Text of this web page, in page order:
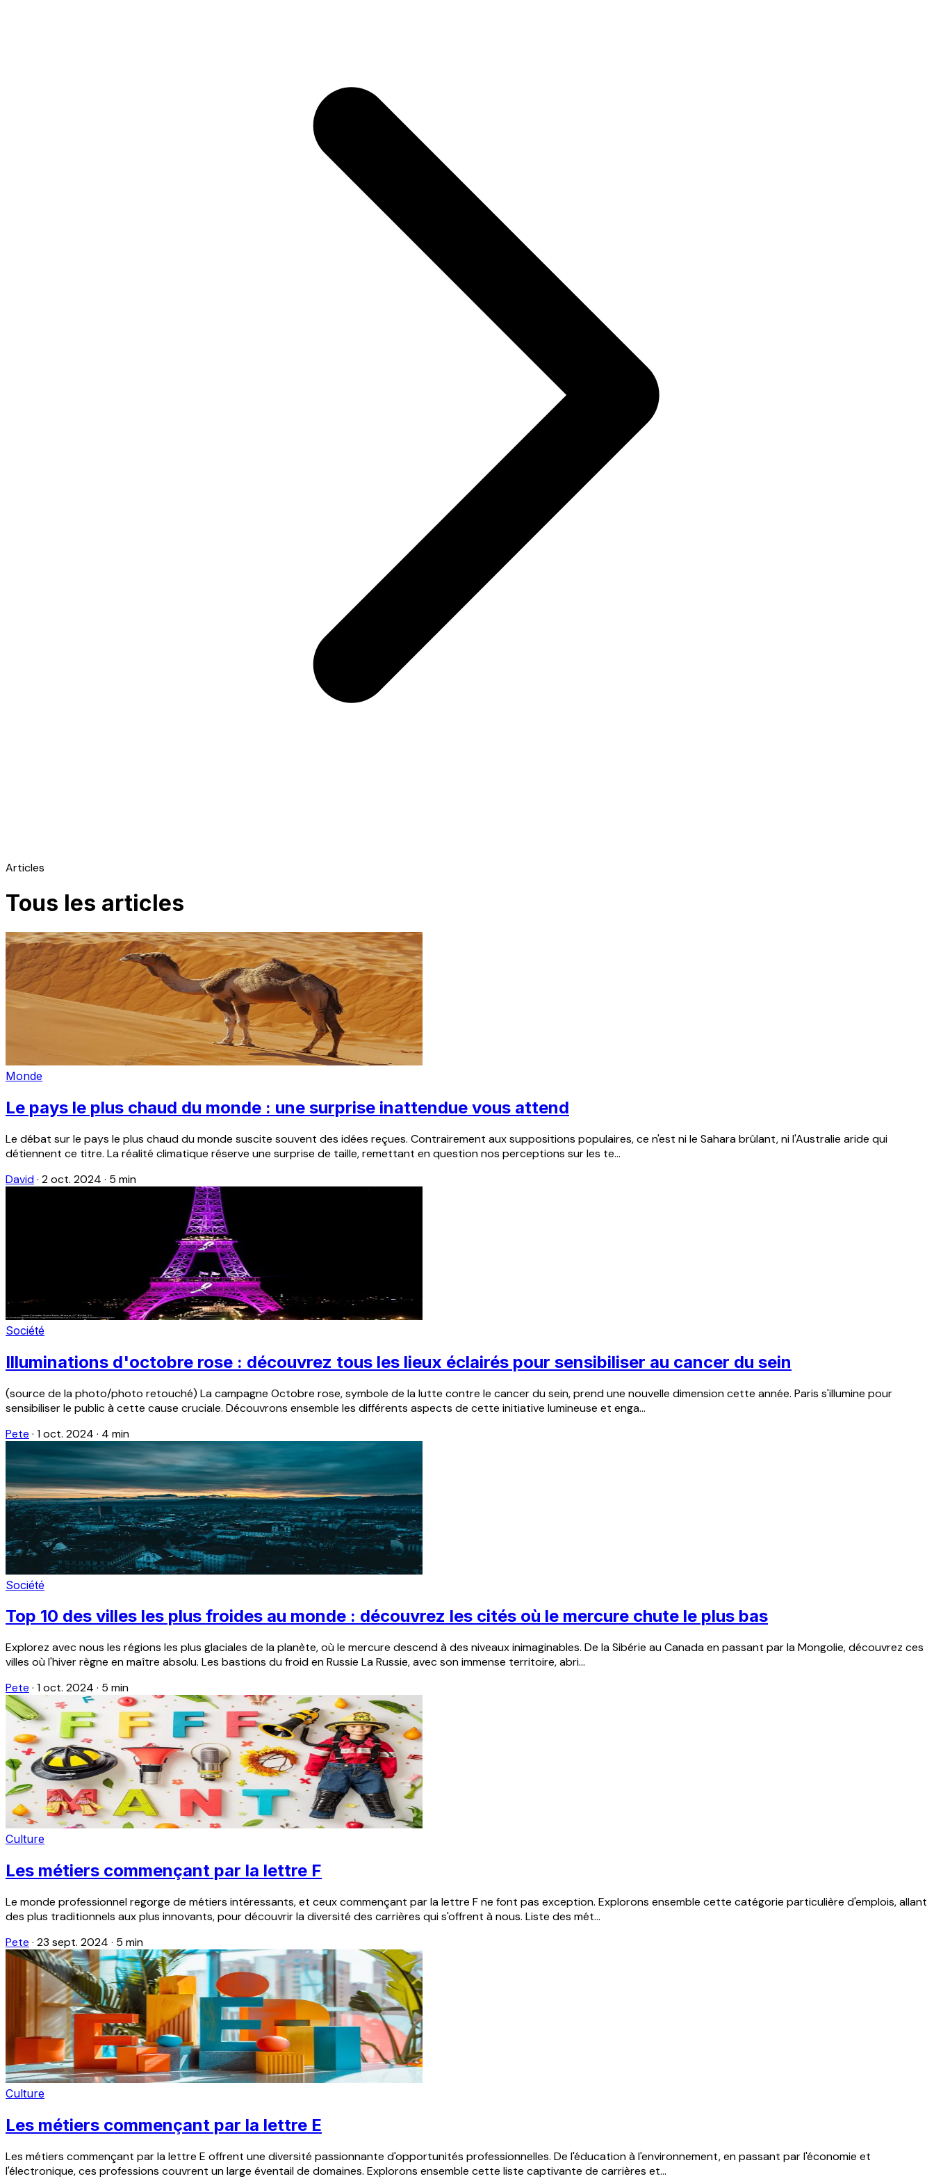
Articles
Tous les articles
Monde
Le pays le plus chaud du monde : une surprise inattendue vous attend
Le débat sur le pays le plus chaud du monde suscite souvent des idées reçues. Contrairement aux suppositions populaires, ce n'est ni le Sahara brûlant, ni l'Australie aride qui
détiennent ce titre. La réalité climatique réserve une surprise de taille, remettant en question nos perceptions sur les te...
David· 2 oct. 2024 · 5 min
Société
Illuminations d'octobre rose : découvrez tous les lieux éclairés pour sensibiliser au cancer du sein
(source de la photo/photo retouché) La campagne Octobre rose, symbole de la lutte contre le cancer du sein, prend une nouvelle dimension cette année. Paris s'illumine pour
sensibiliser le public à cette cause cruciale. Découvrons ensemble les différents aspects de cette initiative lumineuse et enga...
Pete · 1 oct. 2024 · 4 min
Société
Top 10 des villes les plus froides au monde : découvrez les cités où le mercure chute le plus bas
Explorez avec nous les régions les plus glaciales de la planète, où le mercure descend à des niveaux inimaginables. De la Sibérie au Canada en passant par la Mongolie, découvrez ces
villes où l'hiver règne en maître absolu. Les bastions du froid en Russie La Russie, avec son immense territoire, abri...
Pete · 1 oct. 2024 · 5 min
Culture
Les métiers commençant par la lettre F
Le monde professionnel regorge de métiers intéressants, et ceux commençant par la lettre F ne font pas exception. Explorons ensemble cette catégorie particulière d'emplois, allant
des plus traditionnels aux plus innovants, pour découvrir la diversité des carrières qui s'offrent à nous. Liste des mét...
Pete · 23 sept. 2024 · 5 min
Culture
Les métiers commençant par la lettre E
Les métiers commençant par la lettre E offrent une diversité passionnante d'opportunités professionnelles. De l'éducation à l'environnement, en passant par l'économie et
l'électronique, ces professions couvrent un large éventail de domaines. Explorons ensemble cette liste captivante de carrières et...